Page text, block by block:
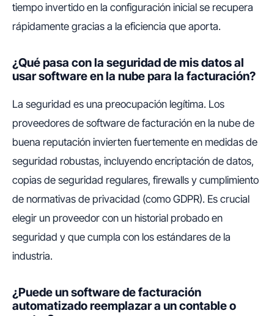
tiempo invertido en la configuración inicial se recupera
rápidamente gracias a la eficiencia que aporta.
¿Qué pasa con la seguridad de mis datos al
usar software en la nube para la facturación?
La seguridad es una preocupación legítima. Los
proveedores de software de facturación en la nube de
buena reputación invierten fuertemente en medidas de
seguridad robustas, incluyendo encriptación de datos,
copias de seguridad regulares, firewalls y cumplimiento
de normativas de privacidad (como GDPR). Es crucial
elegir un proveedor con un historial probado en
seguridad y que cumpla con los estándares de la
industria.
¿Puede un software de facturación
automatizado reemplazar a un contable o